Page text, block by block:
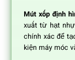
Mút xốp định
xuất từ hạt
chính xác để
kiện máy móc